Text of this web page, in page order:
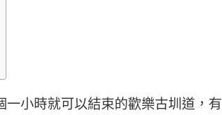
小時就可以結束的歡樂古圳道，有